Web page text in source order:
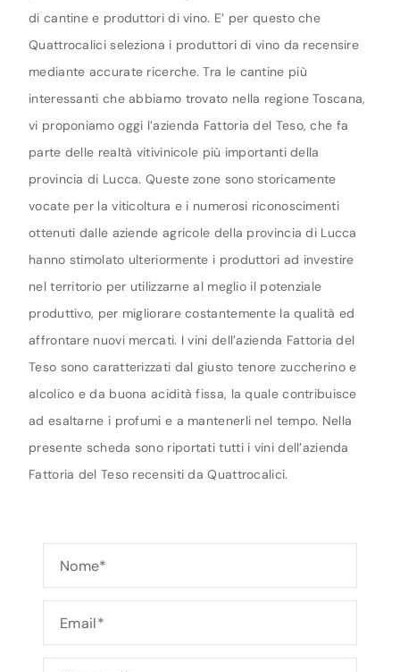
di cantine e produttori di vino. E’ per questo che
Quattrocalici seleziona i produttori di vino da recensire
mediante accurate ricerche. Tra le cantine più
interessanti che abbiamo trovato nella regione Toscana,
vi proponiamo oggi l’azienda Fattoria del Teso, che fa
parte delle realtà vitivinicole più importanti della
provincia di Lucca. Queste zone sono storicamente
vocate per la viticoltura e i numerosi riconoscimenti
ottenuti dalle aziende agricole della provincia di Lucca
hanno stimolato ulteriormente i produttori ad investire
nel territorio per utilizzarne al meglio il potenziale
produttivo, per migliorare costantemente la qualità ed
affrontare nuovi mercati. I vini dell’azienda Fattoria del
Teso sono caratterizzati dal giusto tenore zuccherino e
alcolico e da buona acidità fissa, la quale contribuisce
ad esaltarne i profumi e a mantenerli nel tempo. Nella
presente scheda sono riportati tutti i vini dell’azienda
Fattoria del Teso recensiti da Quattrocalici.